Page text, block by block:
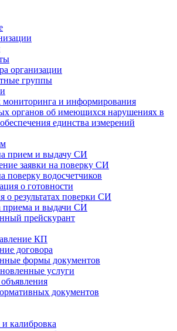
организации
группы
мониторинга и информирования
органов об имеющихся нарушениях в
единства измерений
прием и выдачу СИ
заявки на поверку СИ
поверку водосчетчиков
о готовности
о результатах поверки СИ
приема и выдачи СИ
прейскурант
КП
договора
формы документов
услуги
документов
калибровка